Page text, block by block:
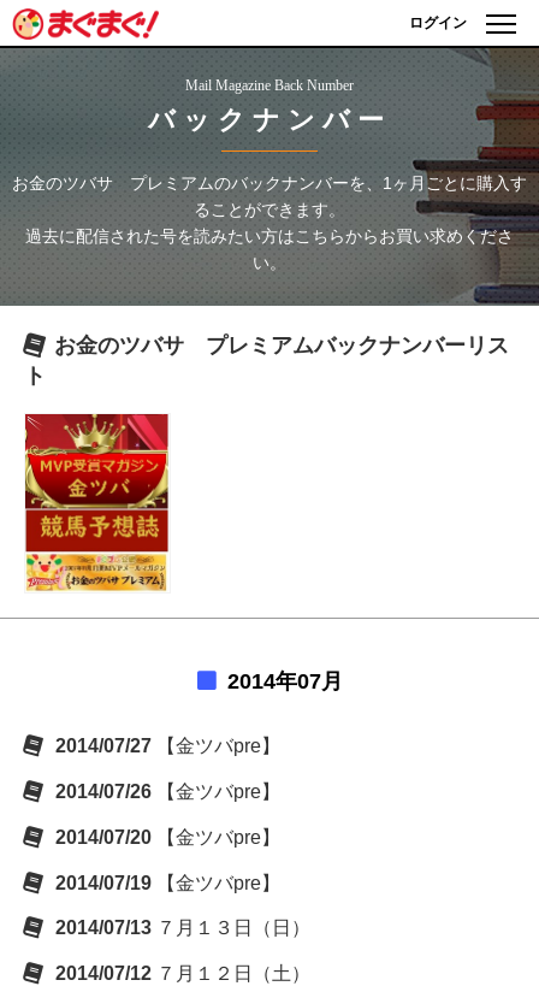
ログイン
Mail Magazine Back Number
バックナンバー
お金のツバサ プレミアムのバックナンバーを、1ヶ月ごとに購入す
ることができます。
過去に配信された号を読みたい方はこちらからお買い求めくださ
い。
お金のツバサ プレミアムバックナンバーリス
ト
2014年07月
2014/07/27 【金ツバpre】
2014/07/26 【金ツバpre】
2014/07/20 【金ツバpre】
2014/07/19 【金ツバpre】
2014/07/13 ７月１３日（日）
2014/07/12 ７月１２日（土）